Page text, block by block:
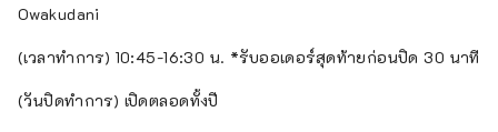
Owakudani
(เวลาทำการ) 10:45-16:30 น. *รับออเดอร์สุดท้ายก่อนปิด 30 นาที
(วันปิดทำการ) เปิดตลอดทั้งปี